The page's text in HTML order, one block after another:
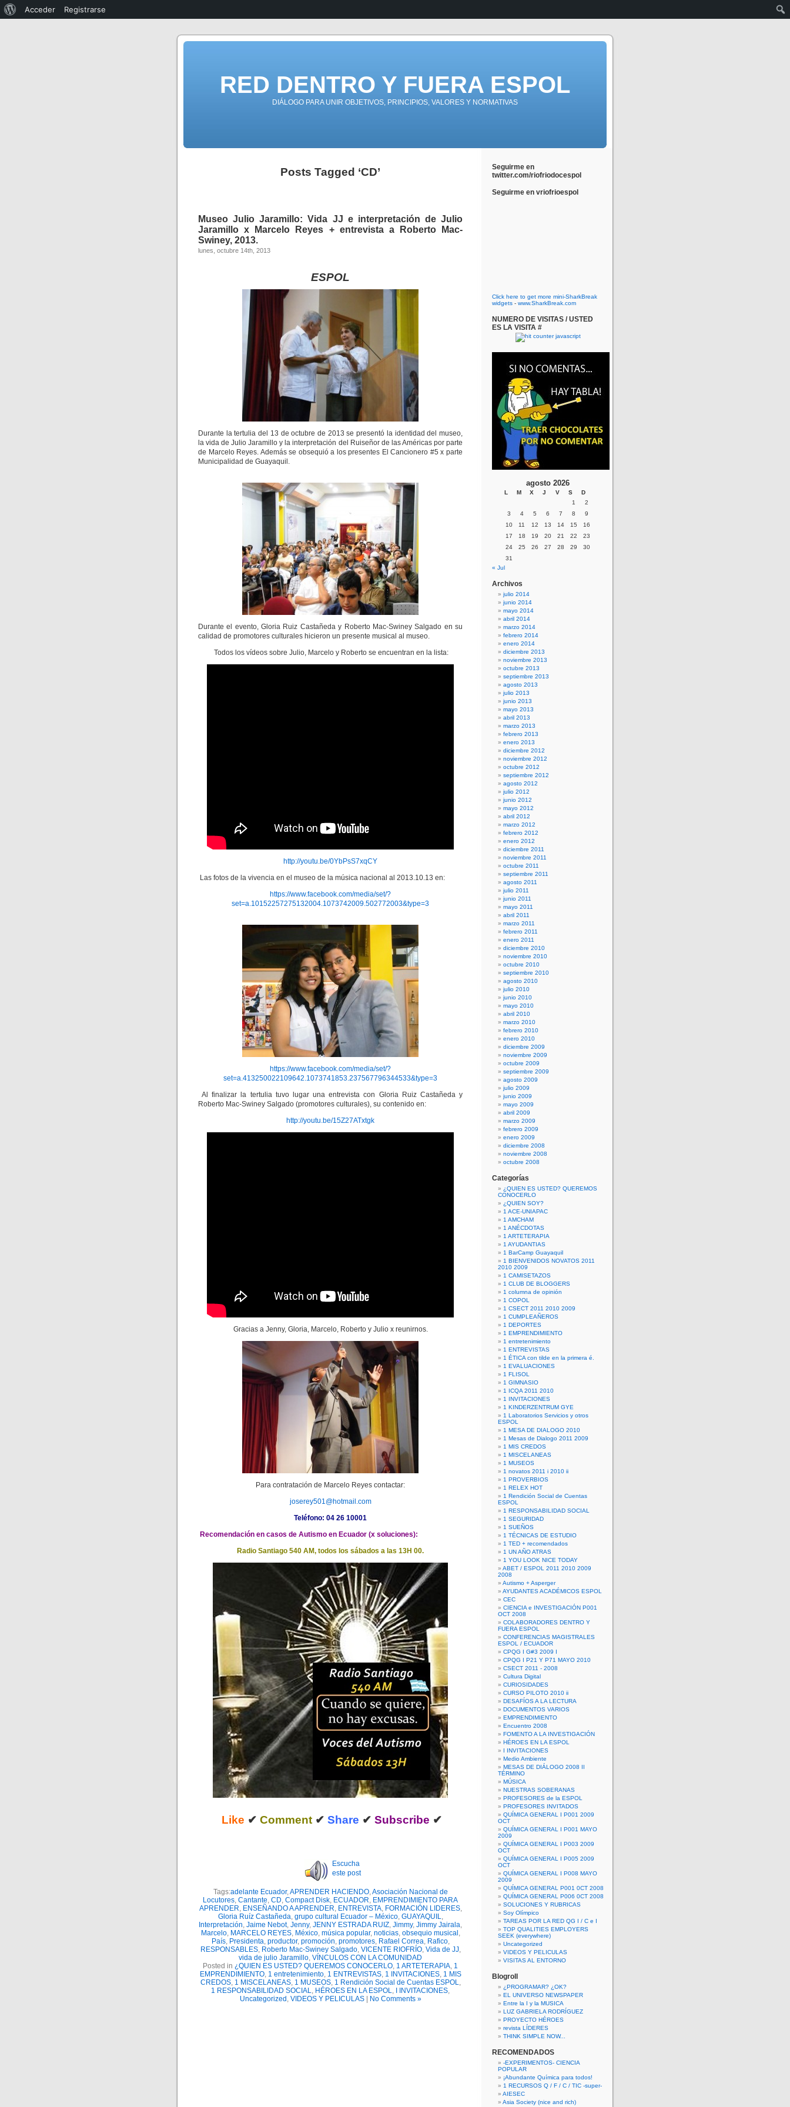
RED DENTRO Y FUERA ESPOL
DIÁLOGO PARA UNIR OBJETIVOS, PRINCIPIOS, VALORES Y NORMATIVAS
Posts Tagged ‘CD’
Museo Julio Jaramillo: Vida JJ e interpretación de Julio
Jaramillo x Marcelo Reyes + entrevista a Roberto Mac-
Swiney, 2013.
lunes, octubre 14th, 2013
ESPOL
Durante la tertulia del 13 de octubre de 2013 se presentó la identidad del museo,
la vida de Julio Jaramillo y la interpretación del Ruiseñor de las Américas por parte
de Marcelo Reyes. Además se obsequió a los presentes El Cancionero #5 x parte
Municipalidad de Guayaquil.
Durante el evento, Gloria Ruiz Castañeda y Roberto Mac-Swiney Salgado en su
calidad de promotores culturales hicieron un presente musical al museo.
Todos los vídeos sobre Julio, Marcelo y Roberto se encuentran en la lista:
http://youtu.be/0YbPsS7xqCY
Las fotos de la vivencia en el museo de la música nacional al 2013.10.13 en:
https://www.facebook.com/media/set/?
set=a.10152257275132004.1073742009.502772003&type=3
https://www.facebook.com/media/set/?
set=a.413250022109642.1073741853.237567796344533&type=3
Al finalizar la tertulia tuvo lugar una entrevista con Gloria Ruiz Castañeda y
Roberto Mac-Swiney Salgado (promotores culturales), su contenido en:
http://youtu.be/15Z27ATxtgk
Gracias a Jenny, Gloria, Marcelo, Roberto y Julio x reunirnos.
Para contratación de Marcelo Reyes contactar:
joserey501@hotmail.com
Teléfono: 04 26 10001
Recomendación en casos de Autismo en Ecuador (x soluciones):
Radio Santiago 540 AM, todos los sábados a las 13H 00.
Like ✔ Comment ✔ Share ✔ Subscribe ✔
Escucha
este post
Tags:adelante Ecuador,APRENDER HACIENDO,Asociación Nacional de
Locutores, Cantante, CD, Compact Disk, ECUADOR, EMPRENDIMIENTO PARA
APRENDER, ENSEÑANDO A APRENDER, ENTREVISTA, FORMACIÓN LIDERES,
Gloria Ruíz Castañeda, grupo cultural Ecuador – México, GUAYAQUIL,
Interpretación, Jaime Nebot, Jenny, JENNY ESTRADA RUIZ, Jimmy, Jimmy Jairala,
Marcelo, MARCELO REYES, México, música popular, noticias, obsequio musical ,
País, Presidenta, productor, promoción, promotores, Rafael Correa, Rafico,
RESPONSABLES, Roberto Mac-Swiney Salgado, VICENTE RIOFRÍO, Vida de JJ,
vida de julio Jaramillo, VÍNCULOS CON LA COMUNIDAD
Posted in ¿QUIEN ES USTED? QUEREMOS CONOCERLO, 1 ARTETERAPIA, 1
EMPRENDIMIENTO, 1 entretenimiento, 1 ENTREVISTAS, 1 INVITACIONES, 1 MIS
CREDOS, 1 MISCELANEAS, 1 MUSEOS, 1 Rendición Social de Cuentas ESPOL,
1 RESPONSABILIDAD SOCIAL, HÉROES EN LA ESPOL, I INVITACIONES,
Uncategorized , VIDEOS Y PELICULAS| No Comments »
Seguirme en
twitter.com/riofriodocespol
Seguirme en vriofrioespol
Click here to get more mini-SharkBreak
widgets - www.SharkBreak.com
NUMERO DE VISITAS / USTED
ES LA VISITA #
agosto 2026
L M X J V S
D
1
2
3
4 5 6 7 8
9
10
11 12 13 14 15
16
17
18 19 20 21 22
23
24
25 26 27 28 29
30
31
« Jul
Archivos
julio 2014
junio 2014
mayo 2014
abril 2014
marzo 2014
febrero 2014
enero 2014
diciembre 2013
noviembre 2013
octubre 2013
septiembre 2013
agosto 2013
julio 2013
junio 2013
mayo 2013
abril 2013
marzo 2013
febrero 2013
enero 2013
diciembre 2012
noviembre 2012
octubre 2012
septiembre 2012
agosto 2012
julio 2012
junio 2012
mayo 2012
abril 2012
marzo 2012
febrero 2012
enero 2012
diciembre 2011
noviembre 2011
octubre 2011
septiembre 2011
agosto 2011
julio 2011
junio 2011
mayo 2011
abril 2011
marzo 2011
febrero 2011
enero 2011
diciembre 2010
noviembre 2010
octubre 2010
septiembre 2010
agosto 2010
julio 2010
junio 2010
mayo 2010
abril 2010
marzo 2010
febrero 2010
enero 2010
diciembre 2009
noviembre 2009
octubre 2009
septiembre 2009
agosto 2009
julio 2009
junio 2009
mayo 2009
abril 2009
marzo 2009
febrero 2009
enero 2009
diciembre 2008
noviembre 2008
octubre 2008
Categorías
¿QUIEN ES USTED? QUEREMOS
CONOCERLO
¿QUIEN SOY?
1 ACE-UNIAPAC
1 AMCHAM
1 ANÉCDOTAS
1 ARTETERAPIA
1 AYUDANTIAS
1 BarCamp Guayaquil
1 BIENVENIDOS NOVATOS 2011
2010 2009
1 CAMISETAZOS
1 CLUB DE BLOGGERS
1 columna de opinión
1 COPOL
1 CSECT 2011 2010 2009
1 CUMPLEAÑEROS
1 DEPORTES
1 EMPRENDIMIENTO
1 entretenimiento
1 ENTREVISTAS
1 ÉTICA con tilde en la primera é.
1 EVALUACIONES
1 FLISOL
1 GIMNASIO
1 ICQA 2011 2010
1 INVITACIONES
1 KINDERZENTRUM GYE
1 Laboratorios Servicios y otros
ESPOL
1 MESA DE DIALOGO 2010
1 Mesas de Dialogo 2011 2009
1 MIS CREDOS
1 MISCELANEAS
1 MUSEOS
1 novatos 2011 i 2010 ii
1 PROVERBIOS
1 RELEX HOT
1 Rendición Social de Cuentas
ESPOL
1 RESPONSABILIDAD SOCIAL
1 SEGURIDAD
1 SUEÑOS
1 TÉCNICAS DE ESTUDIO
1 TED + recomendados
1 UN AÑO ATRAS
1 YOU LOOK NICE TODAY
ABET / ESPOL 2011 2010 2009
2008
Autismo + Asperger
AYUDANTES ACADÉMICOS ESPOL
CEC
CIENCIA e INVESTIGACIÓN P001
OCT 2008
COLABORADORES DENTRO Y
FUERA ESPOL
CONFERENCIAS MAGISTRALES
ESPOL / ECUADOR
CPQG I G#3 2009 I
CPQG I P21 Y P71 MAYO 2010
CSECT 2011 - 2008
Cultura Digital
CURIOSIDADES
CURSO PILOTO 2010 ii
DESAFÍOS A LA LECTURA
DOCUMENTOS VARIOS
EMPRENDIMIENTO
Encuentro 2008
FOMENTO A LA INVESTIGACIÓN
HÉROES EN LA ESPOL
I INVITACIONES
Medio Ambiente
MESAS DE DIÁLOGO 2008 II
TÉRMINO
MÚSICA
NUESTRAS SOBERANAS
PROFESORES de la ESPOL
PROFESORES INVITADOS
QUÍMICA GENERAL I P001 2009
OCT
QUÍMICA GENERAL I P001 MAYO
2009
QUÍMICA GENERAL I P003 2009
OCT
QUÍMICA GENERAL I P005 2009
OCT
QUÍMICA GENERAL I P008 MAYO
2009
QUÍMICA GENERAL P001 0CT 2008
QUÍMICA GENERAL P006 0CT 2008
SOLUCIONES Y RUBRICAS
Soy Olímpico
TAREAS POR LA RED QG I / C e I
TOP QUALITIES EMPLOYERS
SEEK (everywhere)
Uncategorized
VIDEOS Y PELICULAS
VISITAS AL ENTORNO
Blogroll
¿PROGRAMAR? ¿OK?
EL UNIVERSO NEWSPAPER
Entre la I y la MUSICA
LUZ GABRIELA RODRÍGUEZ
PROYECTO HÉROES
revista LÍDERES
THINK SIMPLE NOW...
RECOMENDADOS
-EXPERIMENTOS- CIENCIA
POPULAR
¡Abundante Química para todos!
1 RECURSOS Q / F / C / TIC -super-
AIESEC
Asia Society (nice and rich)
Acceder Registrarse